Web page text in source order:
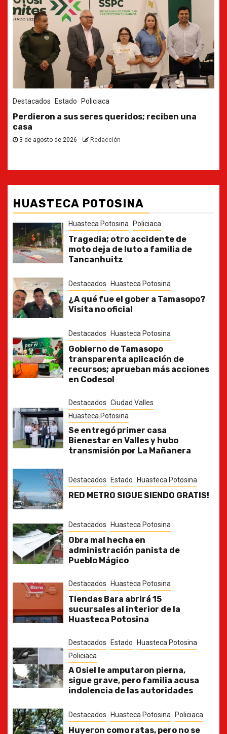
Destacados Estado
Ya casi, el quinto informe del Gobernador
30 de julio de 2026
HUASTECA POTOSINA
Huasteca Potosina Policiaca
Tragedia; otro accidente de
moto deja de luto a familia de
Tancanhuitz
Destacados Huasteca Potosina
¿A qué fue el gober a Tamasopo?
Visita no oficial
Destacados Huasteca Potosina
Gobierno de Tamasopo
transparenta aplicación de
recursos; aprueban más acciones
en Codesol
Destacados Ciudad Valles
Huasteca Potosina
Se entregó primer casa
Bienestar en Valles y hubo
transmisión por La Mañanera
Destacados Estado Huasteca Potosina
RED METRO SIGUE SIENDO GRATIS!
Destacados Huasteca Potosina
Obra mal hecha en
administración panista de
Pueblo Mágico
Destacados Huasteca Potosina
Tiendas Bara abrirá 15
sucursales al interior de la
Huasteca Potosina
Destacados Estado Huasteca Potosina
Policiaca
A Osiel le amputaron pierna,
sigue grave, pero familia acusa
indolencia de las autoridades
Destacados Huasteca Potosina Policiaca
Huyeron como ratas, pero no se